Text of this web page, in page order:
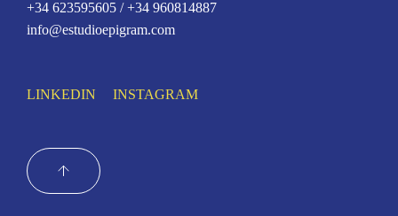
+34 623595605 / +34 960814887
info@estudioepigram.com
LINKEDIN INSTAGRAM